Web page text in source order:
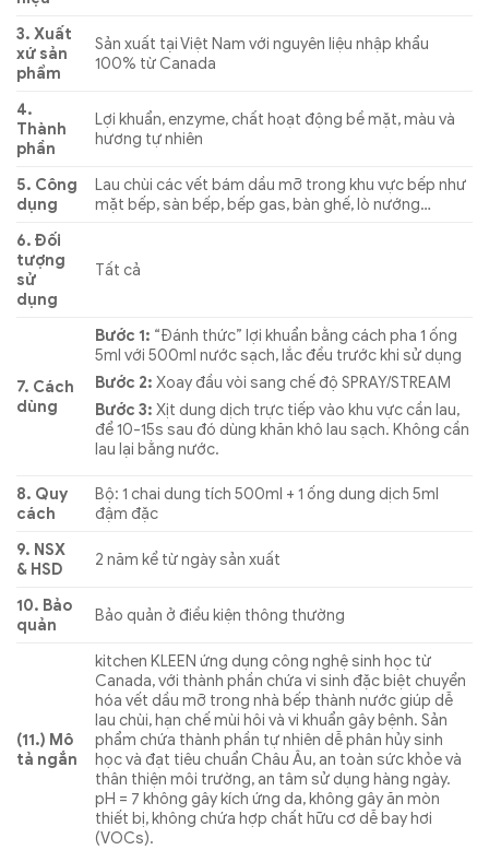
3. Xuất
xứ sản
phẩm
Sản xuất tại Việt Nam với nguyên liệu nhập khẩu
100% từ Canada
4.
Thành
phần
Lợi khuẩn, enzyme, chất hoạt động bề mặt, màu và
hương tự nhiên
5. Công
dụng
Lau chùi các vết bám dầu mỡ trong khu vực bếp như
mặt bếp, sàn bếp, bếp gas, bàn ghế, lò nướng…
6. Đối
tượng
sử
dụng
Tất cả
7. Cách
dùng
Bước 1: “Đánh thức” lợi khuẩn bằng cách pha 1 ống
5ml với 500ml nước sạch, lắc đều trước khi sử dụng
Bước 2:Xoay đầu vòi sang chế độ SPRAY/STREAM
Bước 3: Xịt dung dịch trực tiếp vào khu vực cần lau,
để 10-15s sau đó dùng khăn khô lau sạch. Không cần
lau lại bằng nước.
8. Quy
cách
Bộ: 1 chai dung tích 500ml + 1 ống dung dịch 5ml
đậm đặc
9. NSX
& HSD
2 năm kể từ ngày sản xuất
10. Bảo
quản
Bảo quản ở điều kiện thông thường
(11.) Mô
tả ngắn
kitchen KLEEN ứng dụng công nghệ sinh học từ
Canada, với thành phần chứa vi sinh đặc biệt chuyển
hóa vết dầu mỡ trong nhà bếp thành nước giúp dễ
lau chùi, hạn chế mùi hôi và vi khuẩn gây bệnh. Sản
phẩm chứa thành phần tự nhiên dễ phân hủy sinh
học và đạt tiêu chuẩn Châu Âu, an toàn sức khỏe và
thân thiện môi trường, an tâm sử dụng hàng ngày.
pH = 7 không gây kích ứng da, không gây ăn mòn
thiết bị, không chứa hợp chất hữu cơ dễ bay hơi
(VOCs).